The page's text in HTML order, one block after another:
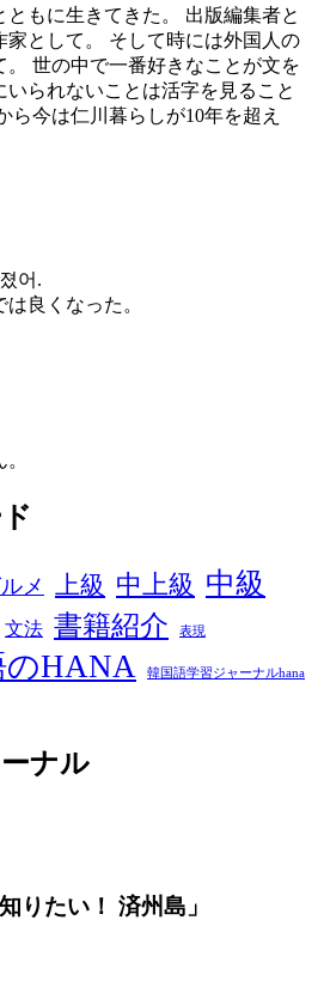
ともに生きてきた。 出版編集者と
家として。 そして時には外国人の
。 世の中で一番好きなことが文を
られないことは活字を見ること
ら今は仁川暮らしが10年を超え
어.
良くなった。
メ 上級 中上級 中級
文法 書籍紹介 表現
のHANA 韓国語学習ジャーナルhana
ナル
りたい！ 済州島」